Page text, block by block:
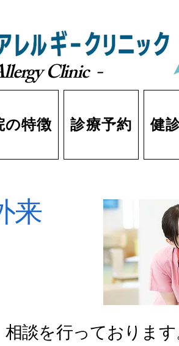
Clinic -
の特徴 診療予約 健
来
談を行っておりま